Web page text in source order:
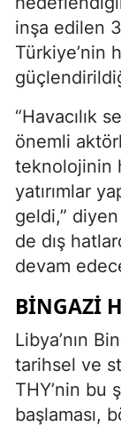
inşa edilen
Türkiye’nin
“Havacılık
önemli
teknolojinin
yatırımlar
geldi,”
de dış
devam
BINGAZI
Libya’nın
tarihsel ve
THY’nin bu
başlaması,